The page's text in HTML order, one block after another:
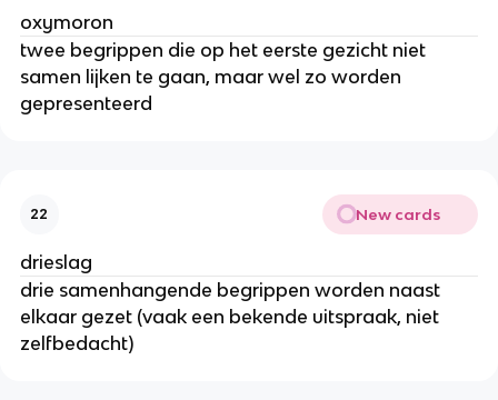
oxymoron
twee begrippen die op het eerste gezicht niet
samen lijken te gaan, maar wel zo worden
gepresenteerd
22 New cards
drieslag
drie samenhangende begrippen worden naast
elkaar gezet (vaak een bekende uitspraak, niet
zelfbedacht)